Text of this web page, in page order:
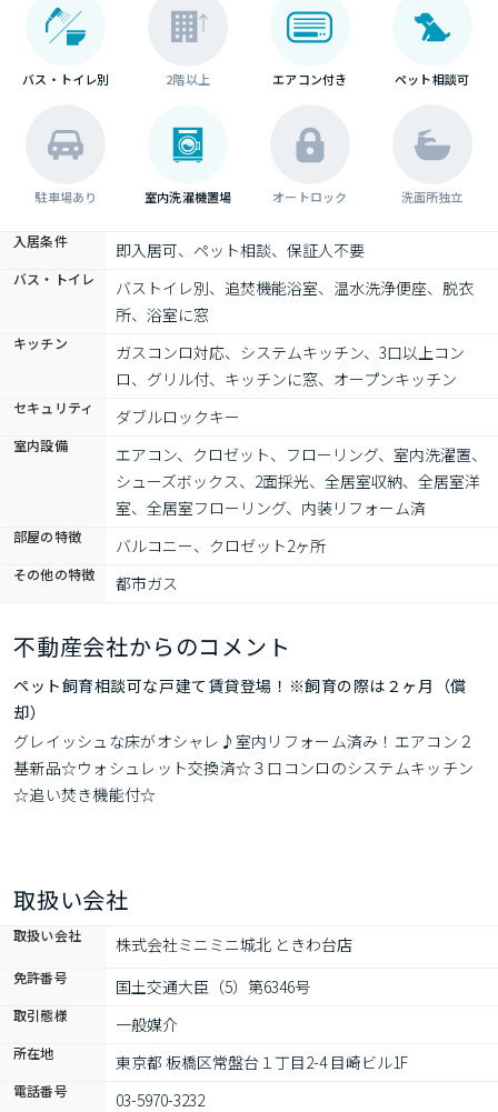
バス・トイレ別 2階以上 エアコン付き ペット相談可
駐車場あり 室内洗濯機置場 オートロック 洗面所独立
入居条件 即入居可、ペット相談、保証人不要
バス・トイレ
バストイレ別、追焚機能浴室、温水洗浄便座、脱衣
所、浴室に窓
キッチン
ガスコンロ対応、システムキッチン、3口以上コン
ロ、グリル付、キッチンに窓、オープンキッチン
セキュリティ ダブルロックキー
室内設備
エアコン、クロゼット、フローリング、室内洗濯置、
シューズボックス、2面採光、全居室収納、全居室洋
室、全居室フローリング、内装リフォーム済
部屋の特徴 バルコニー、クロゼット2ヶ所
その他の特徴 都市ガス
不動産会社からのコメント
ペット飼育相談可な戸建て賃貸登場！※飼育の際は２ヶ月（償
却）
グレイッシュな床がオシャレ♪室内リフォーム済み！エアコン２
基新品☆ウォシュレット交換済☆３口コンロのシステムキッチン
☆追い焚き機能付☆
取扱い会社
取扱い会社 株式会社ミニミニ城北 ときわ台店
免許番号 国土交通大臣（5）第6346号
取引態様 一般媒介
所在地 東京都 板橋区常盤台１丁目2-4 目崎ビル1F
電話番号 03-5970-3232